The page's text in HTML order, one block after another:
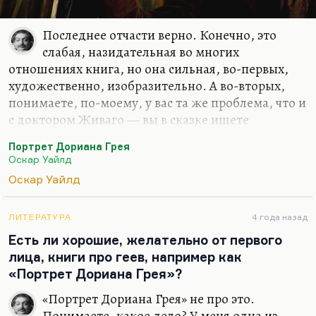
Последнее отчасти верно. Конечно, это
слабая, назидательная во многих
отношениях книга, но она сильная, во-первых,
художественно, изобразительно. А во-вторых,
понимаете, по-моему, у вас та же проблема, что и
с доктором Живаго — вы в сказке ищете
просите реализма, а этого не надо, этого не
бывает. Она наивная? Да. Но без сказки,
наверное, без этой простоты, без этого
художественные задачи, которые Уайльд перед
собой ставит в «Портрете Дориана Грея». А эти
художественные задачи только в сказке и
возможны. Обозначить связь между этикой и
эстетикой — это столь фундаментальная
проблема, что только в сказке она может…
Портрет Дориана Грея
Оскар Уайлд
Оскар Уайлд
ЛИТЕРАТУРА 4 года назад
Есть ли хорошие, желательно от первого
лица, книги про геев, например как
«Портрет Дориана Грея»?
«Портрет Дориана Грея» не про это.